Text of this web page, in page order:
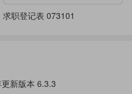
求职登记表 073101
新版本 6.3.3